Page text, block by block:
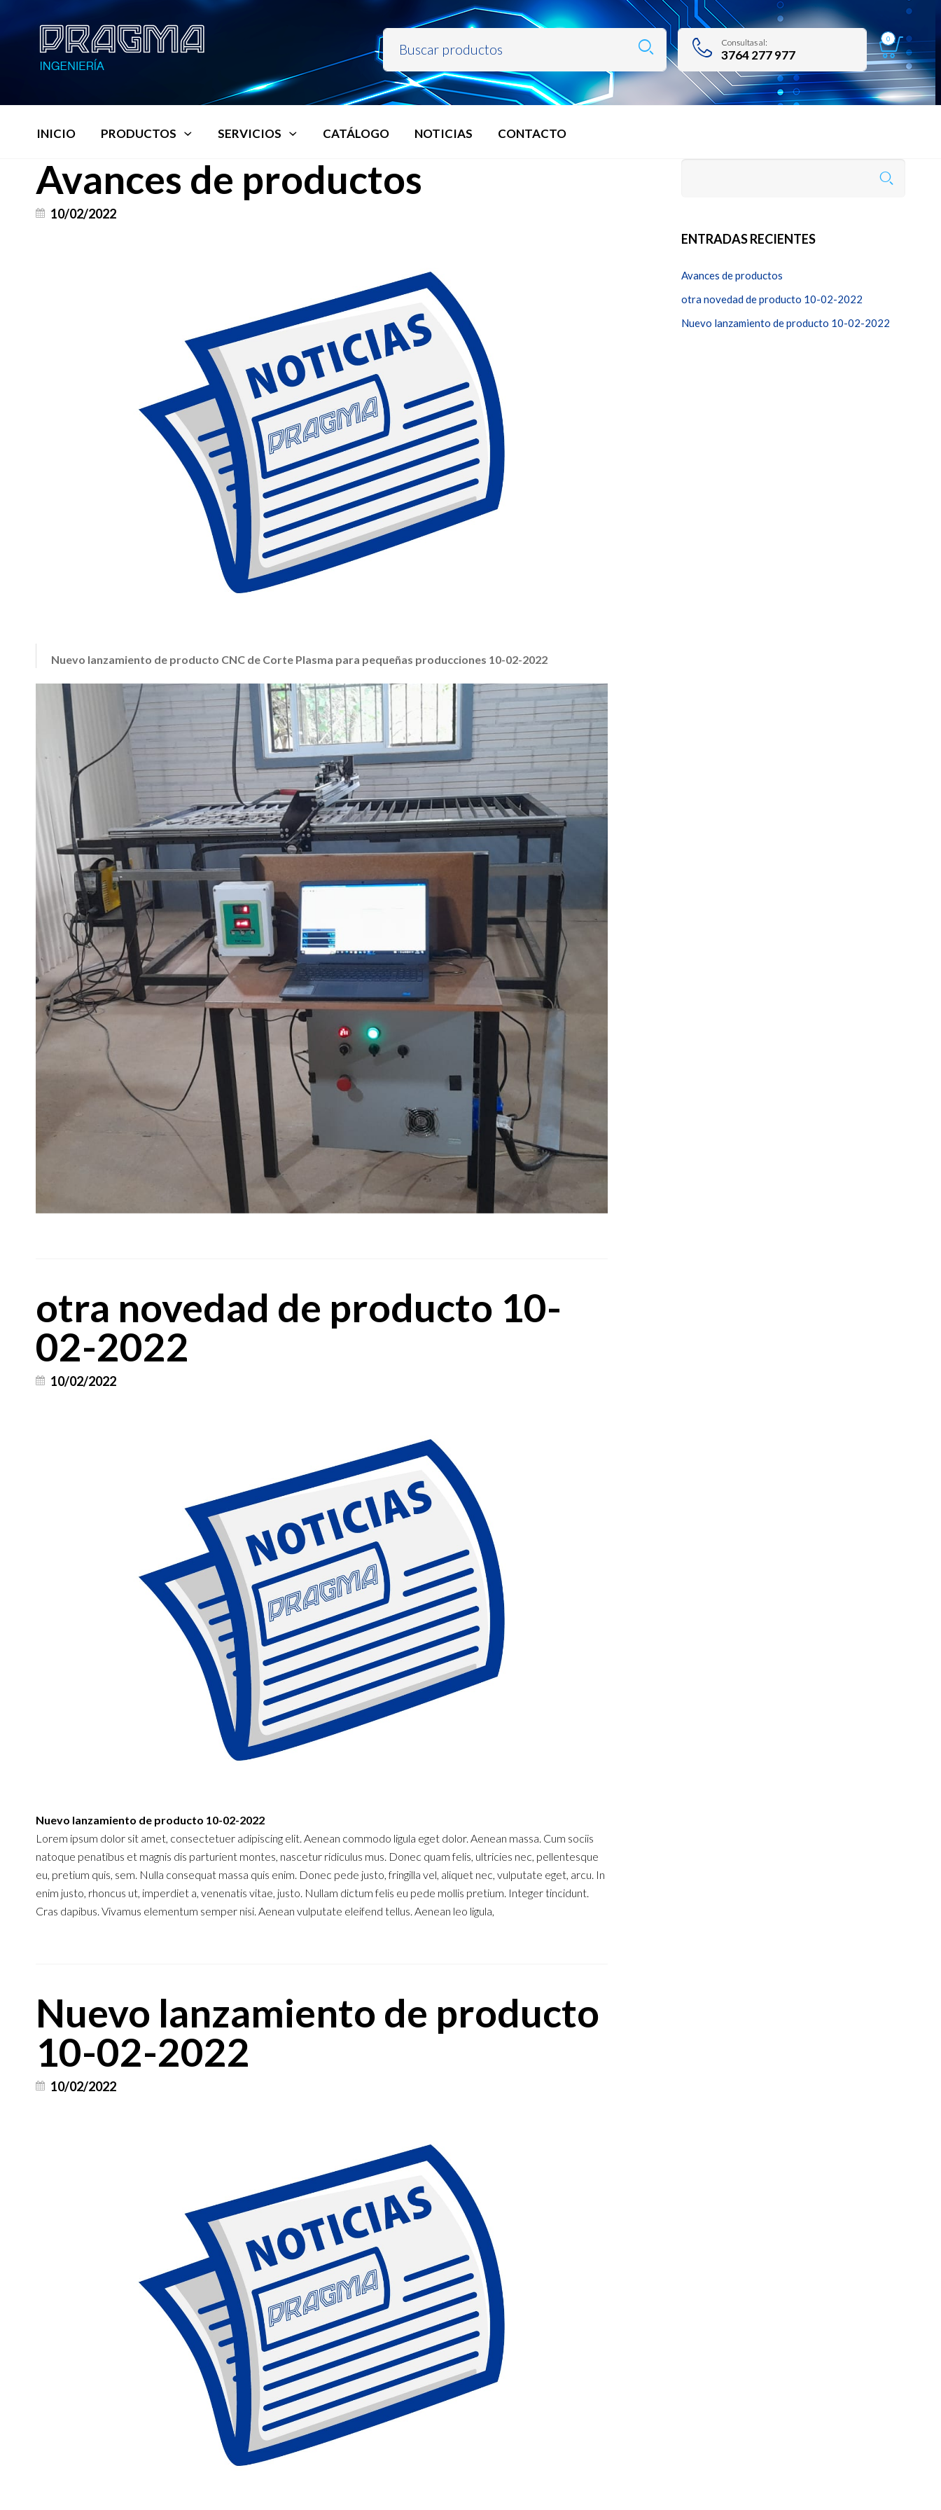
Consultas al:
3764 277 977
0
INICIO PRODUCTOS SERVICIOS CATÁLOGO NOTICIAS CONTACTO
Avances de productos
10/02/2022
Nuevo lanzamiento de producto CNC de Corte Plasma para pequeñas producciones 10-02-2022
otra novedad de producto 10-
02-2022
10/02/2022
Nuevo lanzamiento de producto 10-02-2022
Lorem ipsum dolor sit amet, consectetuer adipiscing elit. Aenean commodo ligula eget dolor. Aenean massa. Cum sociis
natoque penatibus et magnis dis parturient montes, nascetur ridiculus mus. Donec quam felis, ultricies nec, pellentesque
eu, pretium quis, sem. Nulla consequat massa quis enim. Donec pede justo, fringilla vel, aliquet nec, vulputate eget, arcu. In
enim justo, rhoncus ut, imperdiet a, venenatis vitae, justo. Nullam dictum felis eu pede mollis pretium. Integer tincidunt.
Cras dapibus. Vivamus elementum semper nisi. Aenean vulputate eleifend tellus. Aenean leo ligula,
Nuevo lanzamiento de producto
10-02-2022
10/02/2022
ENTRADAS RECIENTES
Avances de productos
otra novedad de producto 10-02-2022
Nuevo lanzamiento de producto 10-02-2022